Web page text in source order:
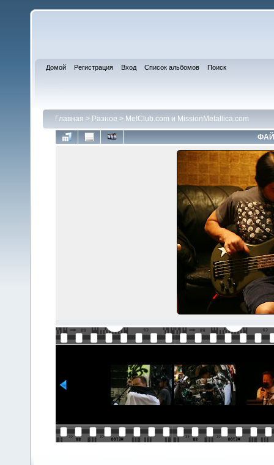
Домой Регистрация Вход Список альбомов Поиск
Главная > Разное > MetClub.com и MissionMetallica.com